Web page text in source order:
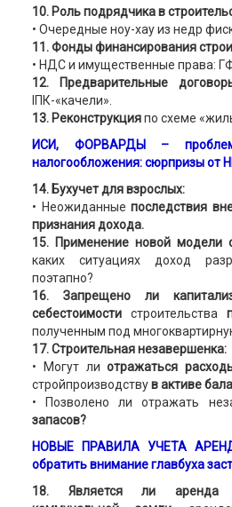
10. Роль подрядчика в
• Очередные ноу-хау из недр
11. Фонды финансирования
• НДС и имущественные права:
12. Предварительные
ІПК-«качели».
13. Реконструкцияпо схеме
ИСИ, ФОРВАРДЫ –
налогообложения: сюрпризы от
14. Бухучет для взрослых:
• Неожиданныепоследствия
признания дохода.
15. Применение новой модели
каких ситуациях доход
поэтапно?
16. Запрещено ли
себестоимостистроительства
полученным под
17. Строительная незавершенка:
• Могут лиотражаться
стройпроизводствув активе
• Позволено ли отражать
запасов?
НОВЫЕ ПРАВИЛА УЧЕТА
обратить внимание главбуха
18. Является ли аренда